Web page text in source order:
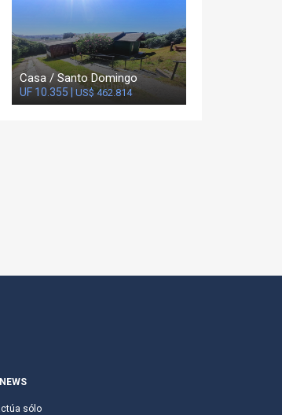
Casa / Santo Domingo
UF 10.355 | US$ 462.814
NEWS
sólo